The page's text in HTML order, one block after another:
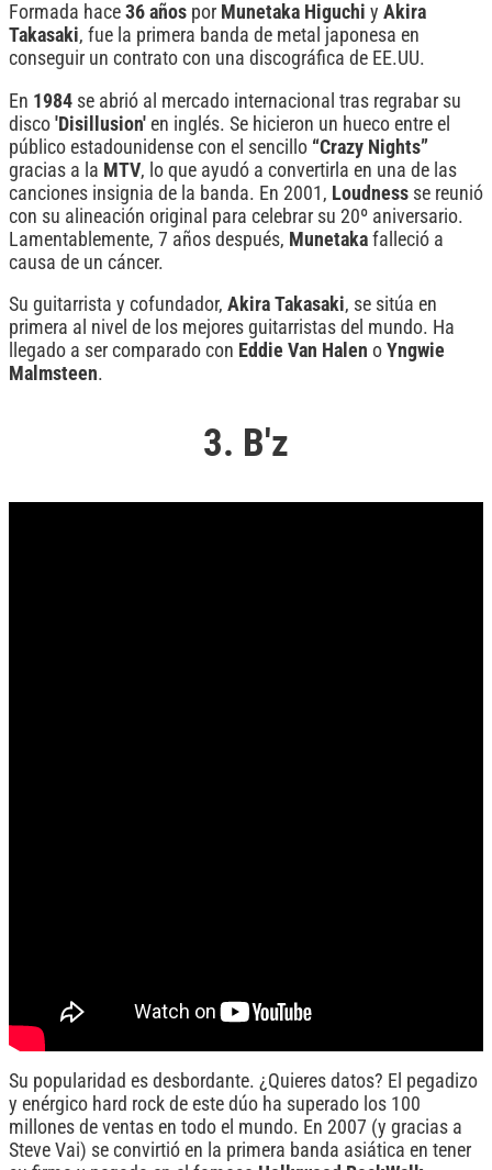
Formada hace 36 años por Munetaka Higuchi y Akira
Takasaki, fue la primera banda de metal japonesa en
conseguir un contrato con una discográfica de EE.UU.
En 1984 se abrió al mercado internacional tras regrabar su
disco 'Disillusion' en inglés. Se hicieron un hueco entre el
público estadounidense con el sencillo “Crazy Nights”
gracias a la MTV, lo que ayudó a convertirla en una de las
canciones insignia de la banda. En 2001, Loudness se reunió
con su alineación original para celebrar su 20º aniversario.
Lamentablemente, 7 años después, Munetaka falleció a
causa de un cáncer.
Su guitarrista y cofundador, Akira Takasaki, se sitúa en
primera al nivel de los mejores guitarristas del mundo. Ha
llegado a ser comparado con Eddie Van Halen o Yngwie
Malmsteen.
3. B'z
Su popularidad es desbordante. ¿Quieres datos? El pegadizo
y enérgico hard rock de este dúo ha superado los 100
millones de ventas en todo el mundo. En 2007 (y gracias a
Steve Vai) se convirtió en la primera banda asiática en tener